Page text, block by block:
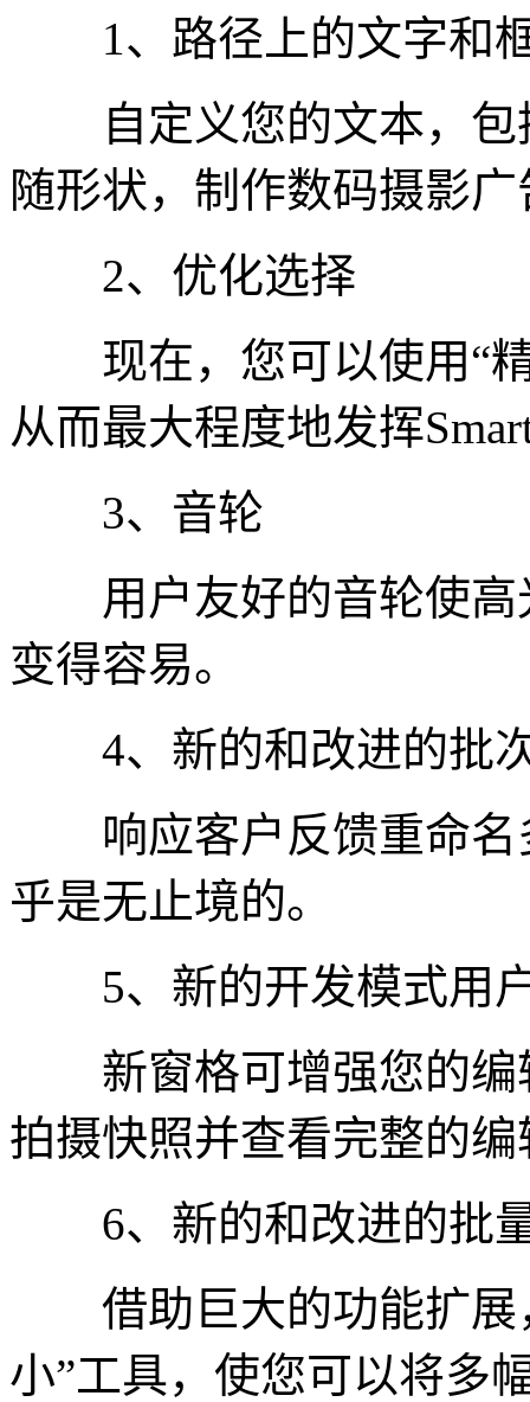
1、路径上的文字和
自定义您的文本，包
随形状，制作数码摄影
2、优化选择
现在，您可以使用“精
从而最大程度地发挥
3、音轮
用户友好的音轮使高
变得容易。
4、新的和改进的批
响应客户反馈重命名
乎是无止境的。
5、新的开发模式用
新窗格可增强您的编
拍摄快照并查看完整的
6、新的和改进的批
借助巨大的功能扩展
小”工具，使您可以将多